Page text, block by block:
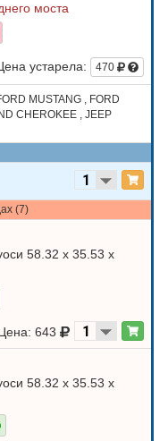
моста
устарела: 470
MUSTANG , FORD
CHEROKEE , JEEP
(7)
58.32 х 35.53 х
643
58.32 х 35.53 х